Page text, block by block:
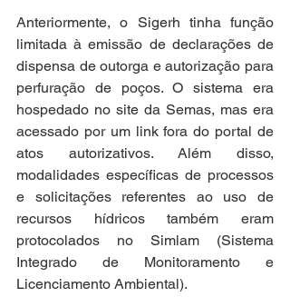
Anteriormente, o Sigerh tinha função
limitada à emissão de declarações de
dispensa de outorga e autorização para
perfuração de poços. O sistema era
hospedado no site da Semas, mas era
acessado por um link fora do portal de
atos autorizativos. Além disso,
modalidades específicas de processos
e solicitações referentes ao uso de
recursos hídricos também eram
protocolados no Simlam (Sistema
Integrado de Monitoramento e
Licenciamento Ambiental).